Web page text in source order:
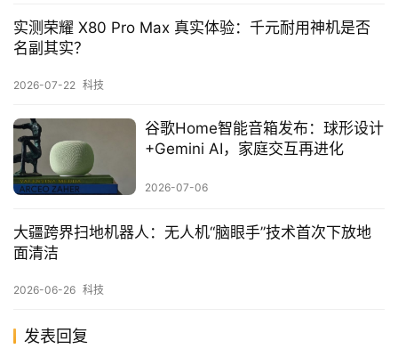
实测荣耀 X80 Pro Max 真实体验：千元耐用神机是否
名副其实？
2026-07-22 科技
谷歌Home智能音箱发布：球形设计
+Gemini AI，家庭交互再进化
2026-07-06
大疆跨界扫地机器人：无人机“脑眼手”技术首次下放地
面清洁
2026-06-26 科技
发表回复